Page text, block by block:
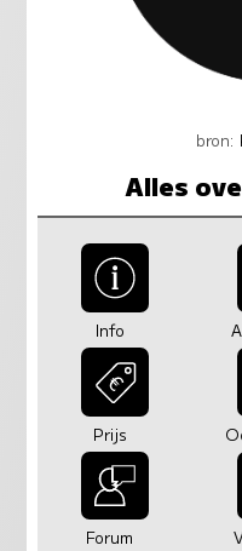
bron:
Alles
Info
Prijs
Forum